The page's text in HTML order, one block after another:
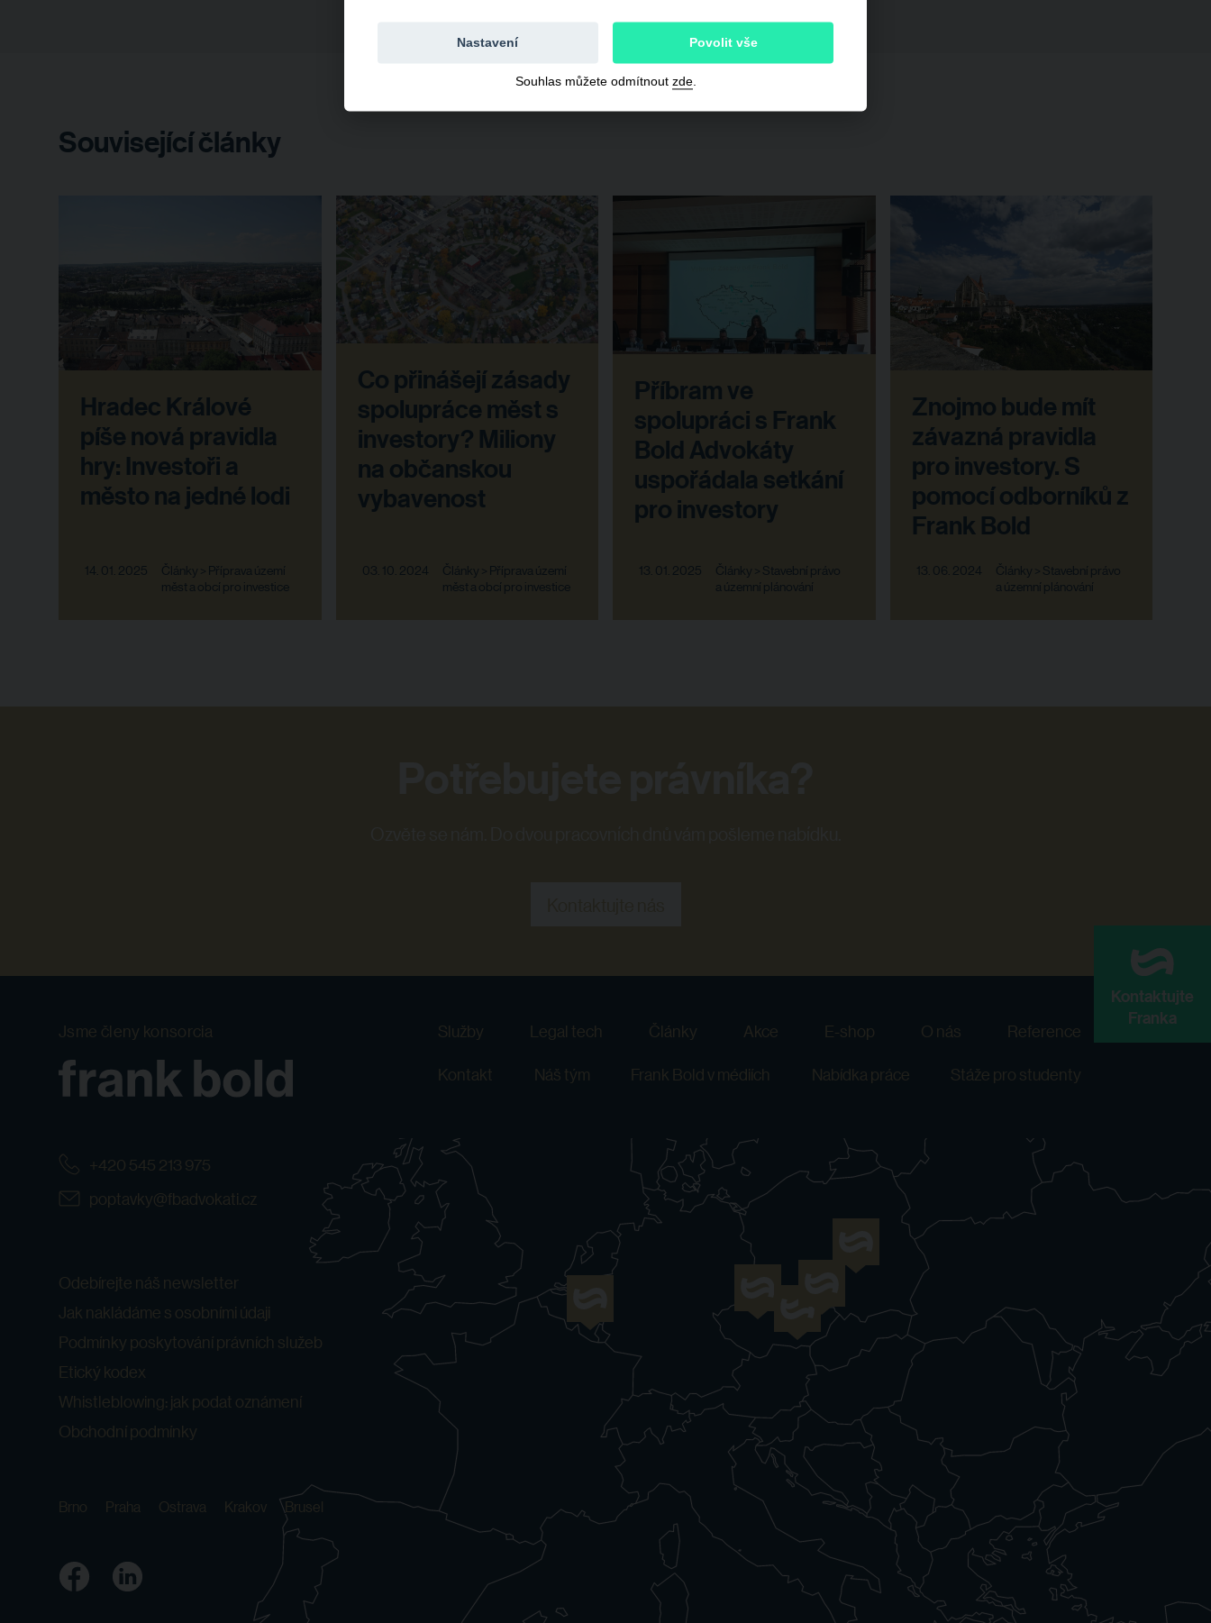
Kontaktujte
Franka
Související články
Hradec Králové
píše nová pravidla
hry: Investoři a
město na jedné lodi
14. 01. 2025
Články > Příprava území
měst a obcí pro investice
Co přinášejí zásady
spolupráce měst s
investory? Miliony
na občanskou
vybavenost
03. 10. 2024
Články > Příprava území
měst a obcí pro investice
Příbram ve
spolupráci s Frank
Bold Advokáty
uspořádala setkání
pro investory
13. 01. 2025
Články > Stavební právo
a územní plánování
Znojmo bude mít
závazná pravidla
pro investory. S
pomocí odborníků z
Frank Bold
13. 06. 2024
Články > Stavební právo
a územní plánování
Jsme členy konsorcia
+420 545 213 975
poptavky@fbadvokati.cz
Odebírejte náš newsletter
Jak nakládáme s osobními údaji
Podmínky poskytování právních služeb
Etický kodex
Whistleblowing: jak podat oznámení
Obchodní podmínky
Brno Praha Ostrava Krakov Brusel
Služby Legal tech Články Akce E-shop O nás Reference
Kontakt Náš tým Frank Bold v médiích Nabídka práce Stáže pro studenty
Povolit vše
Nastavení
Souhlas můžete odmítnout zde.